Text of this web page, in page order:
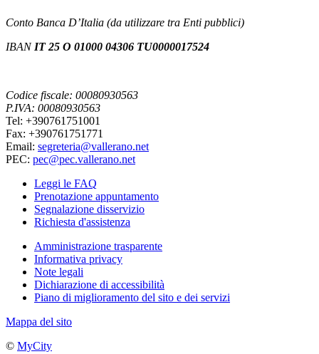
Conto Banca D’Italia (da utilizzare tra Enti pubblici)
IBANIT 25 O 01000 04306 TU0000017524
Codice fiscale: 00080930563
P.IVA: 00080930563
Tel: +390761751001
Fax: +390761751771
Email: segreteria@vallerano.net
PEC: pec@pec.vallerano.net
Leggi le FAQ
Prenotazione appuntamento
Segnalazione disservizio
Richiesta d'assistenza
Amministrazione trasparente
Informativa privacy
Note legali
Dichiarazione di accessibilità
Piano di miglioramento del sito e dei servizi
Mappa del sito
© MyCity